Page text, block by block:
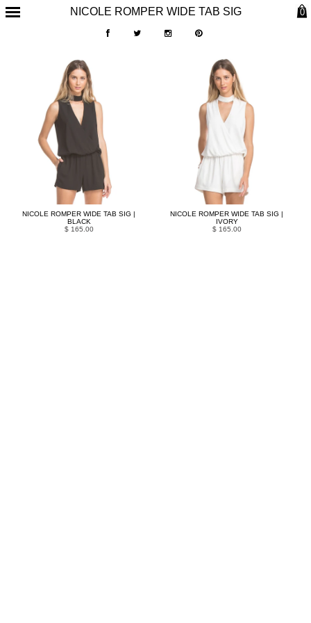
NICOLE ROMPER WIDE TAB SIG 0
NICOLE ROMPER WIDE TAB SIG |
BLACK
$ 165.00
NICOLE ROMPER WIDE TAB SIG |
IVORY
$ 165.00